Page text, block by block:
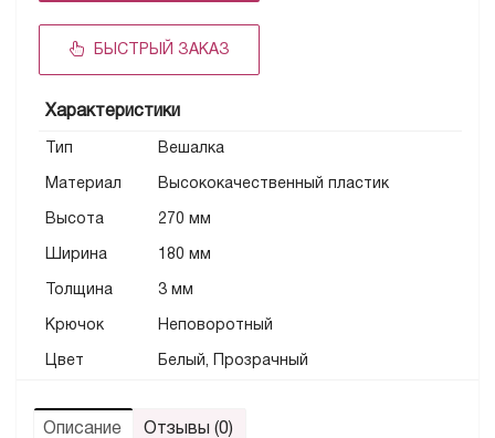
БЫСТРЫЙ ЗАКАЗ
Характеристики
Тип Вешалка
Материал Высококачественный пластик
Высота 270 мм
Ширинa 180 мм
Толщина 3 мм
Крючок Неповоротный
Цвет Белый, Прозрачный
Описание Отзывы (0)